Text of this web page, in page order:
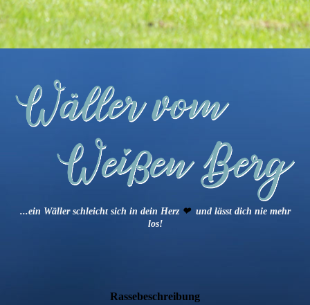
...ein Wäller schleicht sich in dein Herz ❤und lässt dich nie mehr
los!
Rassebeschreibung